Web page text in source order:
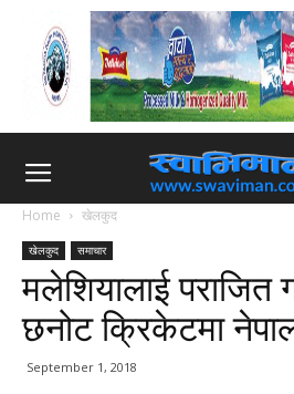
Home खेलकुद
खेलकुद समाचार
मलेशियालाई पराजित
छनोट क्रिकेटमा
September 1, 2018